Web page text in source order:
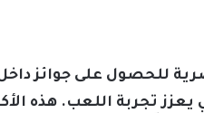
التي تمنح اللاعبين فرصًا حصرية للحصول على جوائز
تجربة اللعب. هذه